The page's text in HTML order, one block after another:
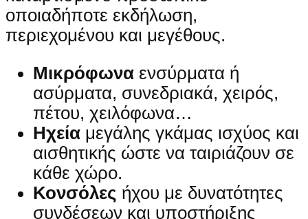
οποιαδήποτε εκδήλωση,
περιεχομένου και μεγέθους.
Μικρόφωνα ενσύρματα ή
ασύρματα, συνεδριακά, χειρός,
πέτου, χειλόφωνα…
Ηχεία μεγάλης γκάμας ισχύος και
αισθητικής ώστε να ταιριάζουν σε
κάθε χώρο.
Κονσόλες ήχου με δυνατότητες
συνδέσεων και υποστήριξης